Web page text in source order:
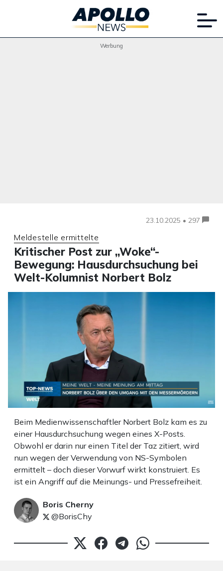
Werbung
23.10.2025 • 297
Meldestelle ermittelte
Kritischer Post zur „Woke“-
Bewegung: Hausdurchsuchung bei
Welt-Kolumnist Norbert Bolz
Beim Medienwissenschaftler Norbert Bolz kam es zu
einer Hausdurchsuchung wegen eines X-Posts.
Obwohl er darin nur einen Titel der Taz zitiert, wird
nun wegen der Verwendung von NS-Symbolen
ermittelt – doch dieser Vorwurf wirkt konstruiert. Es
ist ein Angriff auf die Meinungs- und Pressefreiheit.
Boris Cherny
@BorisChy